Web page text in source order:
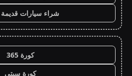
شراء سيارات قديمة
كورة 365
كورة سيتي